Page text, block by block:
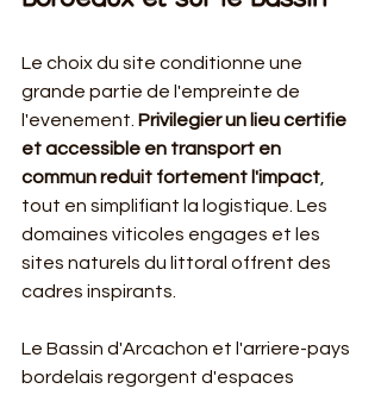
Le choix du site conditionne une
grande partie de l'empreinte de
l'evenement. Privilegier un lieu certifie
et accessible en transport en
commun reduit fortement l'impact,
tout en simplifiant la logistique. Les
domaines viticoles engages et les
sites naturels du littoral offrent des
cadres inspirants.
Le Bassin d'Arcachon et l'arriere-pays
bordelais regorgent d'espaces